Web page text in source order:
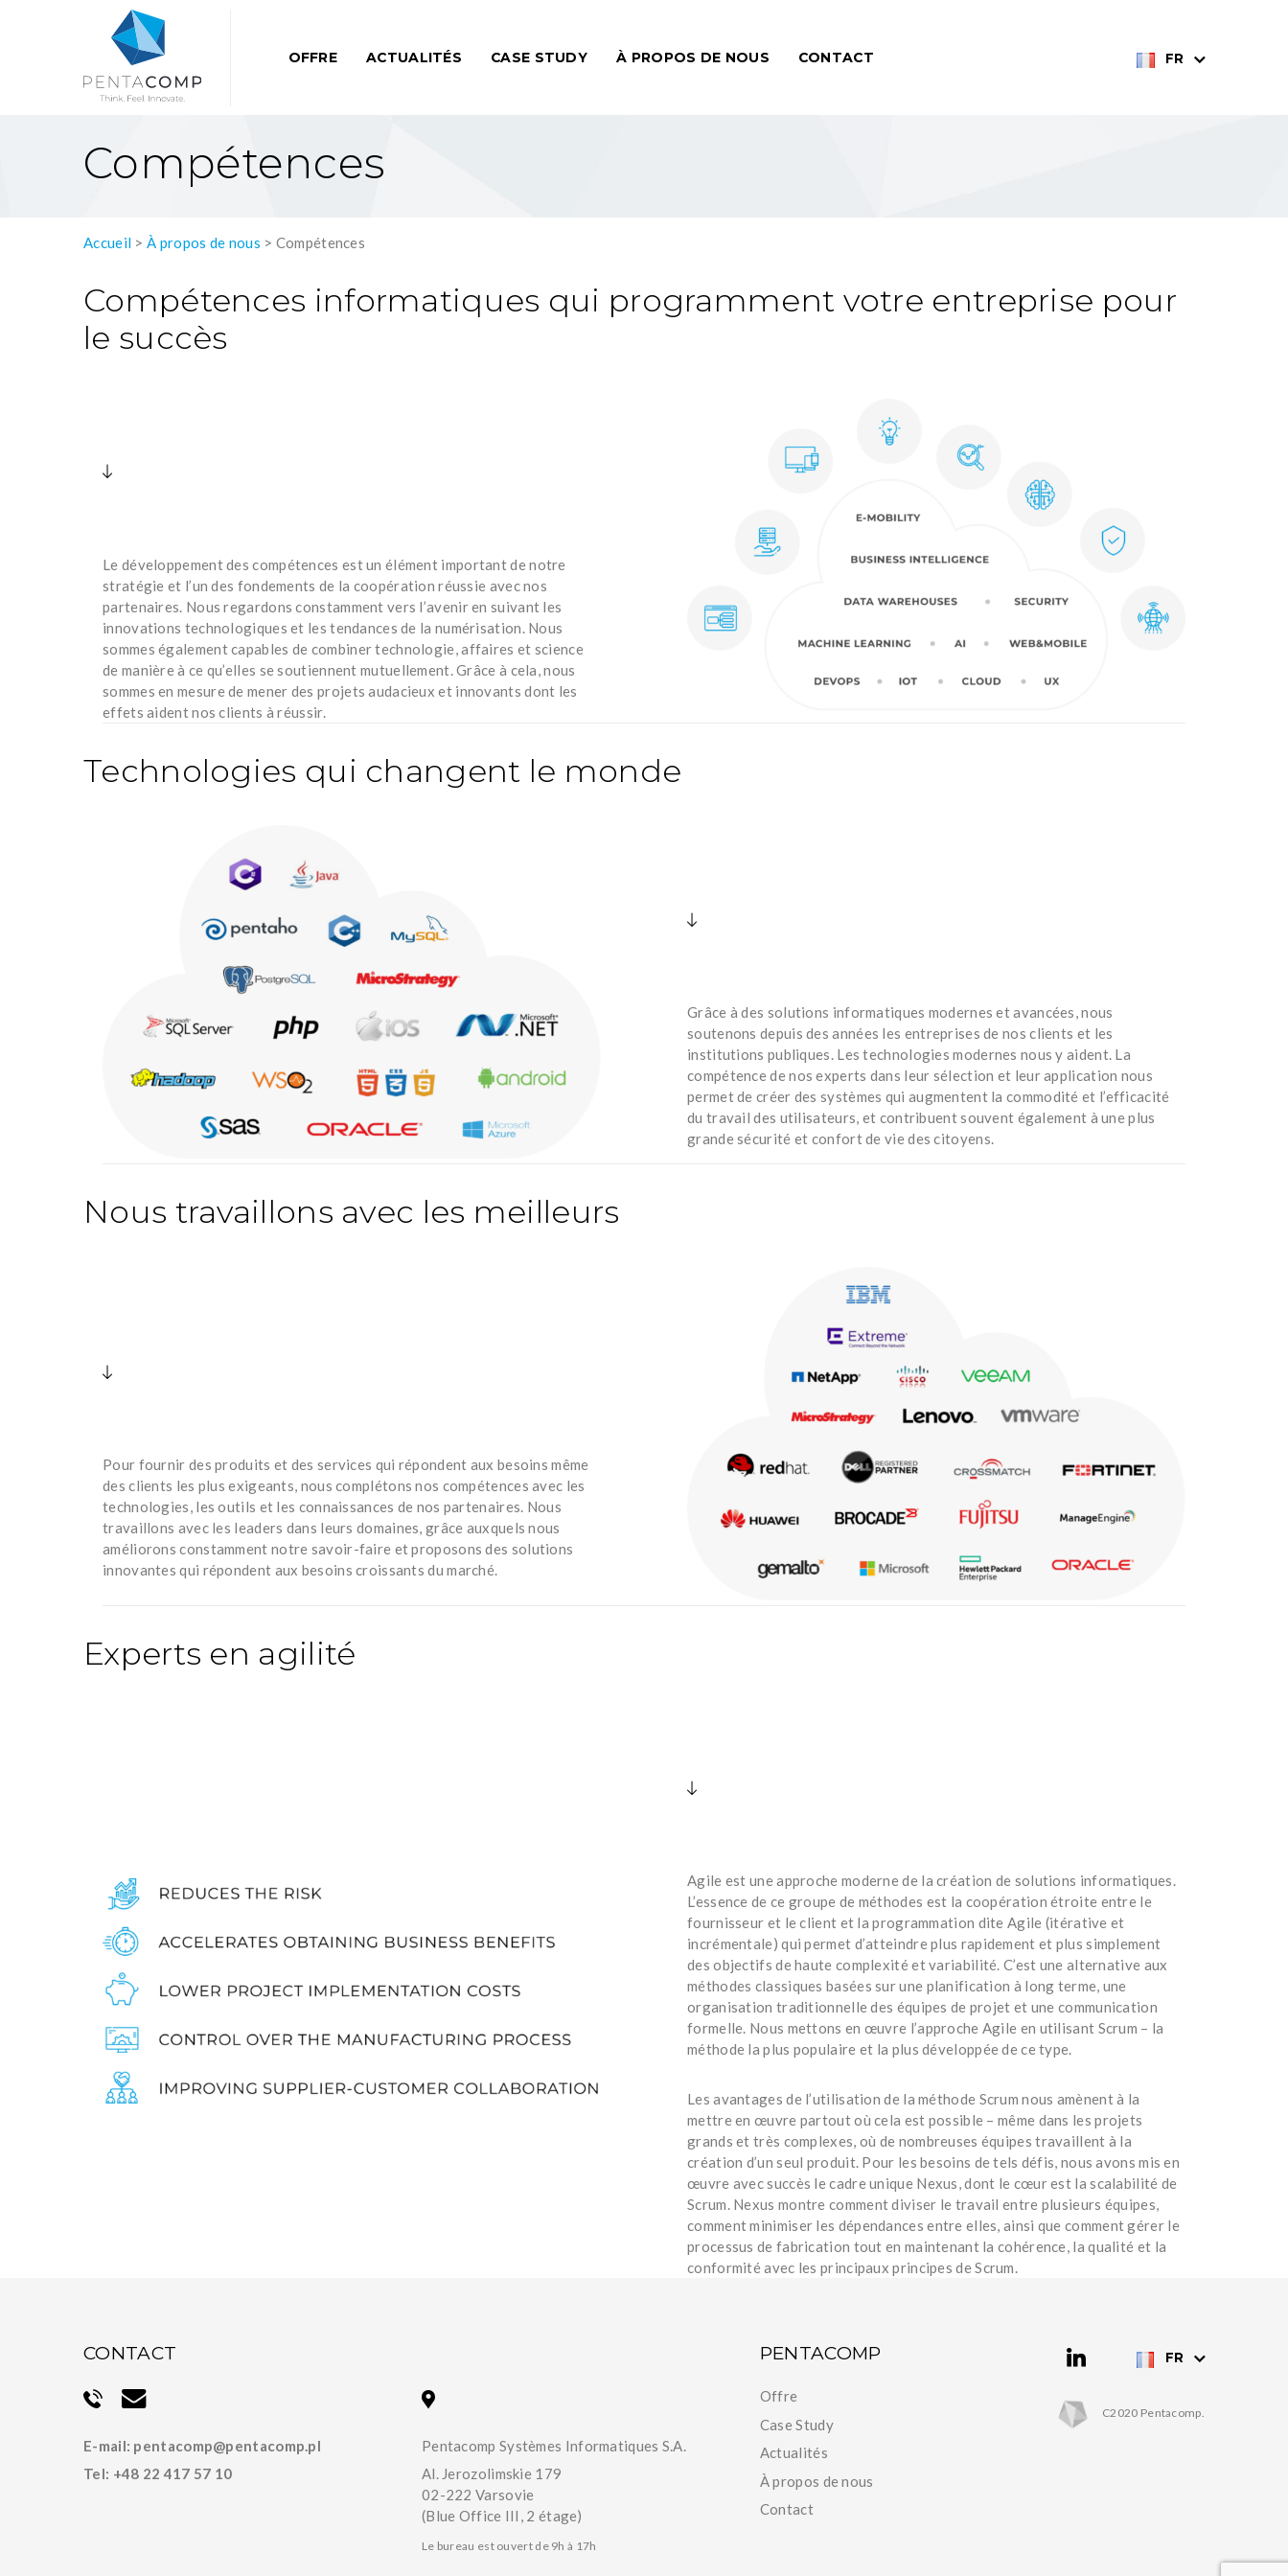
OFFRE ACTUALITÉS CASE STUDY À PROPOS DE NOUS CONTACT FR
Compétences
Accueil > À propos de nous > Compétences
Compétences informatiques qui programment votre entreprise pour
le succès
Le développement des compétences est un élément important de notre
stratégie et l’un des fondements de la coopération réussie avec nos
partenaires. Nous regardons constamment vers l’avenir en suivant les
innovations technologiques et les tendances de la numérisation. Nous
sommes également capables de combiner technologie, affaires et science
de manière à ce qu’elles se soutiennent mutuellement. Grâce à cela, nous
sommes en mesure de mener des projets audacieux et innovants dont les
effets aident nos clients à réussir.
Technologies qui changent le monde
Grâce à des solutions informatiques modernes et avancées, nous
soutenons depuis des années les entreprises de nos clients et les
institutions publiques. Les technologies modernes nous y aident. La
compétence de nos experts dans leur sélection et leur application nous
permet de créer des systèmes qui augmentent la commodité et l’efficacité
du travail des utilisateurs, et contribuent souvent également à une plus
grande sécurité et confort de vie des citoyens.
Nous travaillons avec les meilleurs
Pour fournir des produits et des services qui répondent aux besoins même
des clients les plus exigeants, nous complétons nos compétences avec les
technologies, les outils et les connaissances de nos partenaires. Nous
travaillons avec les leaders dans leurs domaines, grâce auxquels nous
améliorons constamment notre savoir-faire et proposons des solutions
innovantes qui répondent aux besoins croissants du marché.
Experts en agilité
Agile est une approche moderne de la création de solutions informatiques.
L’essence de ce groupe de méthodes est la coopération étroite entre le
fournisseur et le client et la programmation dite Agile (itérative et
incrémentale) qui permet d’atteindre plus rapidement et plus simplement
des objectifs de haute complexité et variabilité. C’est une alternative aux
méthodes classiques basées sur une planification à long terme, une
organisation traditionnelle des équipes de projet et une communication
formelle. Nous mettons en œuvre l’approche Agile en utilisant Scrum – la
méthode la plus populaire et la plus développée de ce type.
Les avantages de l’utilisation de la méthode Scrum nous amènent à la
mettre en œuvre partout où cela est possible – même dans les projets
grands et très complexes, où de nombreuses équipes travaillent à la
création d’un seul produit. Pour les besoins de tels défis, nous avons mis en
œuvre avec succès le cadre unique Nexus, dont le cœur est la scalabilité de
Scrum. Nexus montre comment diviser le travail entre plusieurs équipes,
comment minimiser les dépendances entre elles, ainsi que comment gérer le
processus de fabrication tout en maintenant la cohérence, la qualité et la
conformité avec les principaux principes de Scrum.
CONTACT
E-mail: pentacomp@pentacomp.pl
Tel: +48 22 417 57 10
Pentacomp Systèmes Informatiques S.A.
Al. Jerozolimskie 179
02-222 Varsovie
(Blue Office III, 2 étage)
Le bureau est ouvert de 9h à 17h
PENTACOMP
Offre
Case Study
Actualités
À propos de nous
Contact
FR
C2020 Pentacomp.